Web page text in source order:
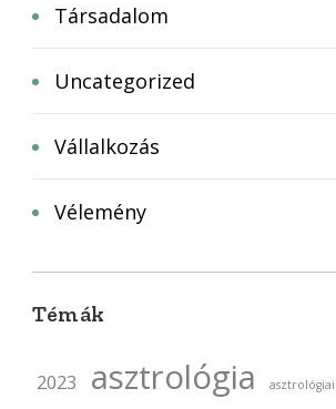
Társadalom
Uncategorized
Vállalkozás
Vélemény
Témák
2023 asztrológia